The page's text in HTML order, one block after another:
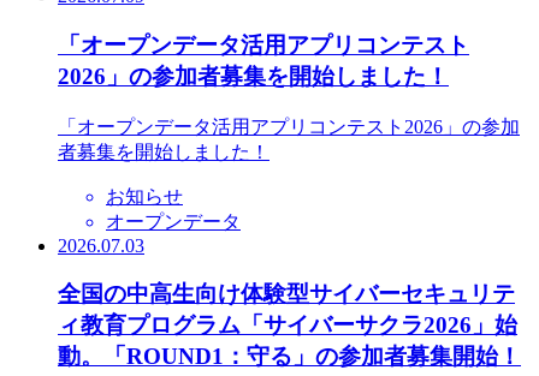
「オープンデータ活用アプリコンテスト
2026」の参加者募集を開始しました！
「オープンデータ活用アプリコンテスト2026」の参加
者募集を開始しました！
お知らせ
オープンデータ
2026.07.03
全国の中高生向け体験型サイバーセキュリテ
ィ教育プログラム「サイバーサクラ2026」始
動。「ROUND1：守る」の参加者募集開始！